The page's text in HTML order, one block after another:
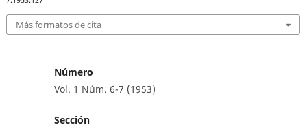
Más formatos de cita
Número
Vol. 1 Núm. 6-7 (1953)
Sección